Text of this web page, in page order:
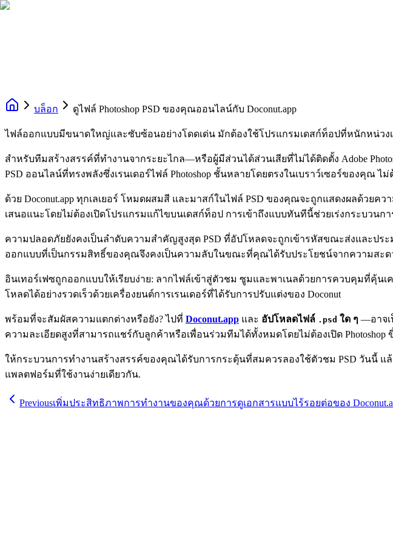
บล็อก ดูไฟล์ Photoshop PSD ของคุณออนไลน์กับ Doconut.app
ไฟล์ออกแบบมีขนาดใหญ่และซับซ้อนอย่างโดดเด่น มักต้องใช้โปรแกรมเดสก์ท็อปที่หนักหน่วง
สำหรับทีมสร้างสรรค์ที่ทำงานจากระยะไกล—หรือผู้มีส่วนได้ส่วนเสียที่ไม่ได้ติดตั้ง Adobe
PSD ออนไลน์ที่ทรงพลังซึ่งเรนเดอร์ไฟล์ Photoshop ชั้นหลายโดยตรงในเบราว์เซอร์ของคุ
ด้วย Doconut.app ทุกเลเยอร์ โหมดผสมสี และมาสก์ในไฟล์ PSD ของคุณจะถูกแสดงผลด้ว
เสนอแนะโดยไม่ต้องเปิดโปรแกรมแก้ไขบนเดสก์ท็อป การเข้าถึงแบบทันทีนี้ช่วยเร่งกระบวน
ความปลอดภัยยังคงเป็นลำดับความสำคัญสูงสุด PSD ที่อัปโหลดจะถูกเข้ารหัสขณะส่งและป
ออกแบบที่เป็นกรรมสิทธิ์ของคุณจึงคงเป็นความลับในขณะที่คุณได้รับประโยชน์จากความสะด
อินเทอร์เฟซถูกออกแบบให้เรียบง่าย: ลากไฟล์เข้าสู่ตัวชม ซูมและพาเนลด้วยการควบคุมที่คุ้น
โหลดได้อย่างรวดเร็วด้วยเครื่องยนต์การเรนเดอร์ที่ได้รับการปรับแต่งของ Doconut
พร้อมที่จะสัมผัสความแตกต่างหรือยัง? ไปที่ Doconut.app และ อัปโหลดไฟล์ .psd ใด ๆ —อาจเ
ความละเอียดสูงที่สามารถแชร์กับลูกค้าหรือเพื่อนร่วมทีมได้ทั้งหมดโดยไม่ต้องเปิด Photoshop
ให้กระบวนการทำงานสร้างสรรค์ของคุณได้รับการกระตุ้นที่สมควรลองใช้ตัวชม PSD วันนี้ แล้
แพลตฟอร์มที่ใช้งานง่ายเดียวกัน.
Previousเพิ่มประสิทธิภาพการทำงานของคุณด้วยการดูเอกสารแบบไร้รอยต่อของ